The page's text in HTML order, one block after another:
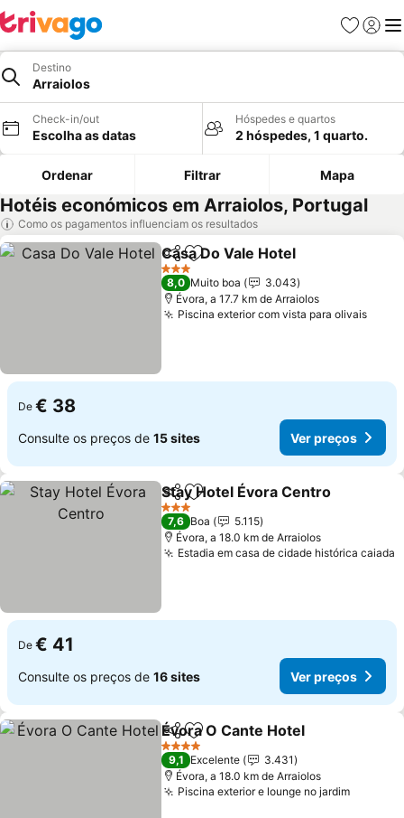
Favoritos
Iniciar
Destino
Arraiolos
Check-in/out
Escolha as datas
Hóspedes e quartos
2 hóspedes, 1 quarto.
Ordenar Filtrar Mapa
Hotéis económicos em Arraiolos, Portugal
Como os pagamentos influenciam os resultados
PartilharAdicionar aos favoritos
Casa Do Vale Hotel
3 Estrelas
8,0 Muito boa
3.043
Évora, a 17.7 km de Arraiolos
Piscina exterior com vista para olivais
De € 38
Consulte os preços de 15 sites Ver preços
PartilharAdicionar aos favoritos
Stay Hotel Évora Centro
3 Estrelas
7,6 Boa
5.115
Évora, a 18.0 km de Arraiolos
Estadia em casa de cidade histórica caiada
De € 41
Consulte os preços de 16 sites Ver preços
PartilharAdicionar aos favoritos
Évora O Cante Hotel
4 Estrelas
9,1 Excelente
3.431
Évora, a 18.0 km de Arraiolos
Piscina exterior e lounge no jardim